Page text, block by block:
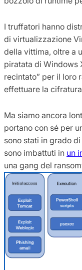
I truffatori hanno
di virtualizzazione
della vittima, oltre a
piratata di Windows
recintato” per il loro
effettuare la
Ma siamo ancora
portano con sé per
sono stati in grado
sono imbattuti in un
una gang del